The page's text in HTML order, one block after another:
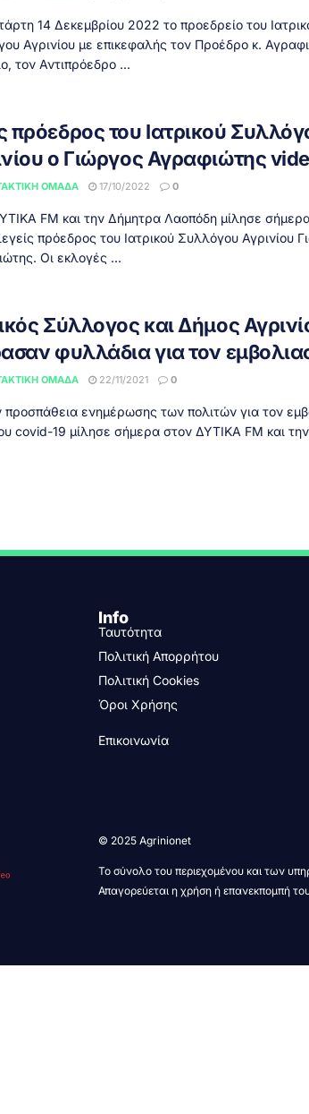
14 Δεκεμβρίου 2022 το προεδρείο του
Αγρινίου με επικεφαλής τον Προέδρο κ.
τον Αντιπρόεδρο ...
πρόεδρος του Ιατρικού
ο Γιώργος Αγραφιώτης
ΟΜΆΔΑ 17/10/2022 0
FM και την Δήμητρα Λαοπόδη μίλησε
πρόεδρος του Ιατρικού Συλλόγου Αγρινίου
Οι εκλογές ...
Σύλλογος και Δήμος
φυλλάδια για τον
ΟΜΆΔΑ 22/11/2021 0
προσπάθεια ενημέρωσης των πολιτών για τον
covid-19 μίλησε σήμερα στον ΔΥΤΙΚΑ FM και
Info
Ταυτότητα
Πολιτική Απορρήτου
Πολιτική Cookies
Όροι Χρήσης
Επικοινωνία
© 2025 Agrinionet
Το σύνολο του περιεχομένου και των
Απαγορεύεται η χρήση ή επανεκπομπή